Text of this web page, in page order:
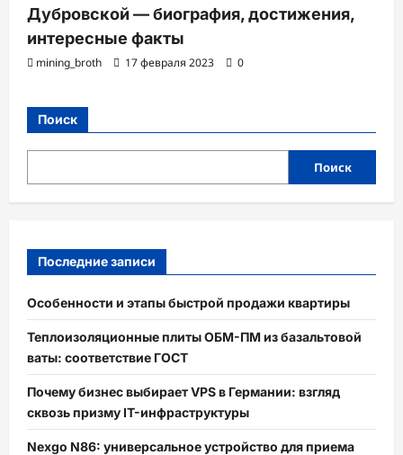
Дубровской — биография, достижения,
интересные факты
mining_broth 17 февраля 2023 0
Поиск
Поиск
Последние записи
Особенности и этапы быстрой продажи квартиры
Теплоизоляционные плиты ОБМ-ПМ из базальтовой
ваты: соответствие ГОСТ
Почему бизнес выбирает VPS в Германии: взгляд
сквозь призму IT-инфраструктуры
Nexgo N86: универсальное устройство для приема